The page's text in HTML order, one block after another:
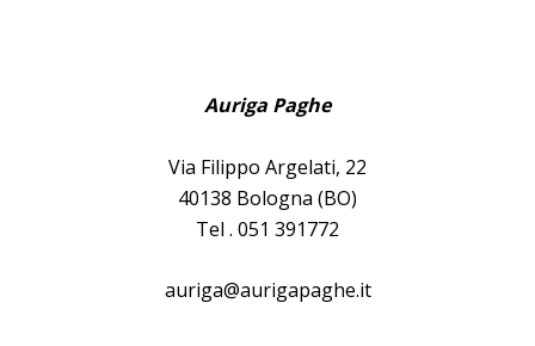
Auriga Paghe
Via Filippo Argelati, 22
40138 Bologna (BO)
Tel . 051 391772
auriga@aurigapaghe.it